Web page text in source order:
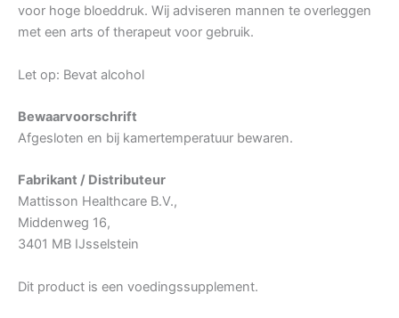
voor hoge bloeddruk. Wij adviseren mannen te overleggen
met een arts of therapeut voor gebruik.
Let op: Bevat alcohol
Bewaarvoorschrift
Afgesloten en bij kamertemperatuur bewaren.
Fabrikant / Distributeur
Mattisson Healthcare B.V.,
Middenweg 16,
3401 MB IJsselstein
Dit product is een voedingssupplement.